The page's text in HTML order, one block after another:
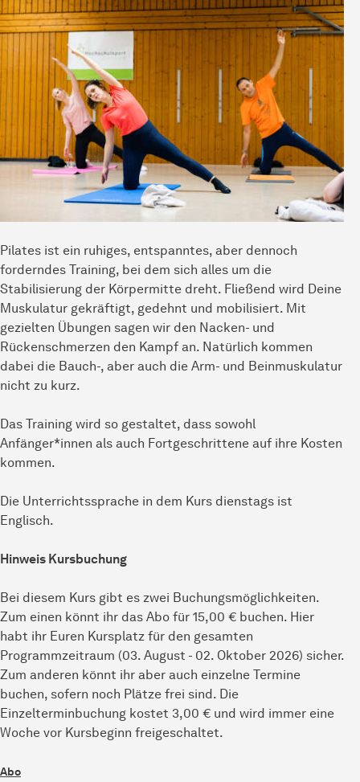
Pilates ist ein ruhiges, entspanntes, aber dennoch
forderndes Training, bei dem sich alles um die
Stabilisierung der Körpermitte dreht. Fließend wird Deine
Muskulatur gekräftigt, gedehnt und mobilisiert. Mit
gezielten Übungen sagen wir den Nacken- und
Rückenschmerzen den Kampf an. Natürlich kommen
dabei die Bauch-, aber auch die Arm- und Beinmuskulatur
nicht zu kurz.
Das Training wird so gestaltet, dass sowohl
Anfänger*innen als auch Fortgeschrittene auf ihre Kosten
kommen.
Die Unterrichtssprache in dem Kurs dienstags ist
Englisch.
Hinweis Kursbuchung
Bei diesem Kurs gibt es zwei Buchungsmöglichkeiten.
Zum einen könnt ihr das Abo für 15,00 € buchen. Hier
habt ihr Euren Kursplatz für den gesamten
Programmzeitraum (03. August - 02. Oktober 2026) sicher.
Zum anderen könnt ihr aber auch einzelne Termine
buchen, sofern noch Plätze frei sind. Die
Einzelterminbuchung kostet 3,00 € und wird immer eine
Woche vor Kursbeginn freigeschaltet.
Abo